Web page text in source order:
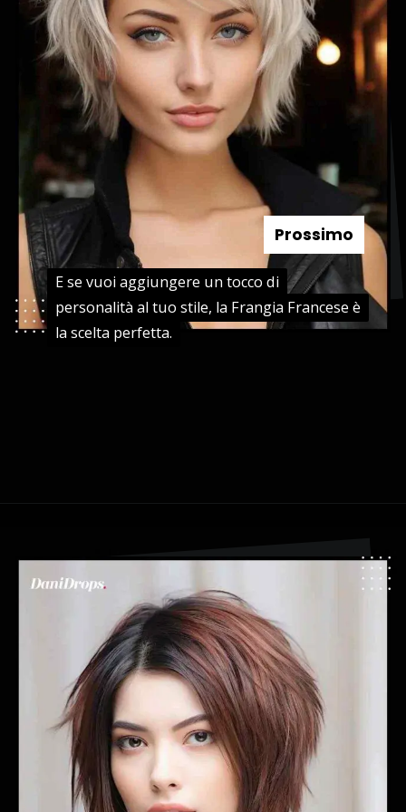
E se vuoi aggiungere un tocco di
personalità al tuo stile, la Frangia Francese è
la scelta perfetta.
E se vuoi aggiungere un tocco di
personalità al tuo stile, la Frangia Francese è
la scelta perfetta.
Prossimo